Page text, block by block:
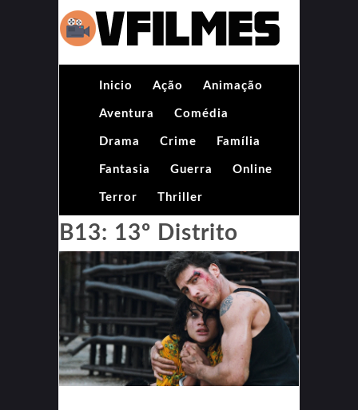
Inicio Ação Animação
Aventura Comédia
Drama Crime Família
Fantasia Guerra Online
Terror Thriller
B13: 13º Distrito